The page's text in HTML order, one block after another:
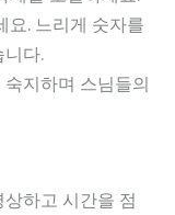
요. 느리게 숫자를
다.
지하며 스님들의
하고 시간을 점